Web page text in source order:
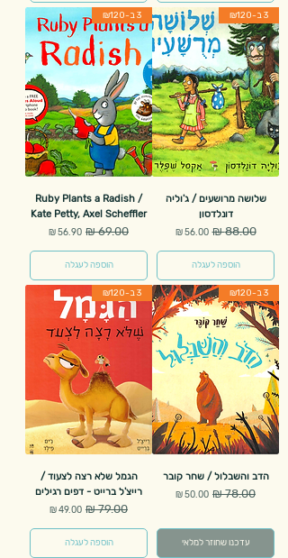
3 ב-₪120
שלושה מרושעים / ג'וליה
דונלדסון
מחיר רגיל‏88.00 ‏₪ מחיר מבצע‏56.00 ‏₪
הוספה לעגלה
3 ב-₪120
Ruby Plants a Radish /
Kate Petty, Axel Scheffler
מחיר רגיל מחיר מבצע
הוספה לעגלה
3 ב-₪120
הדב והשבלול / שחר קובר
מחיר רגיל מחיר מבצע
עדכנו שחוזר למלאי
3 ב-₪120
הגמל שלא רצה לצעוד /
רייצ'ל ברייט - דפים רגילים
מחיר רגיל מחיר מבצע
הוספה לעגלה